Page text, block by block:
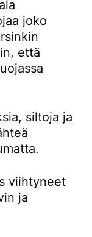
joko
että
siltoja ja
viihtyneet
ja